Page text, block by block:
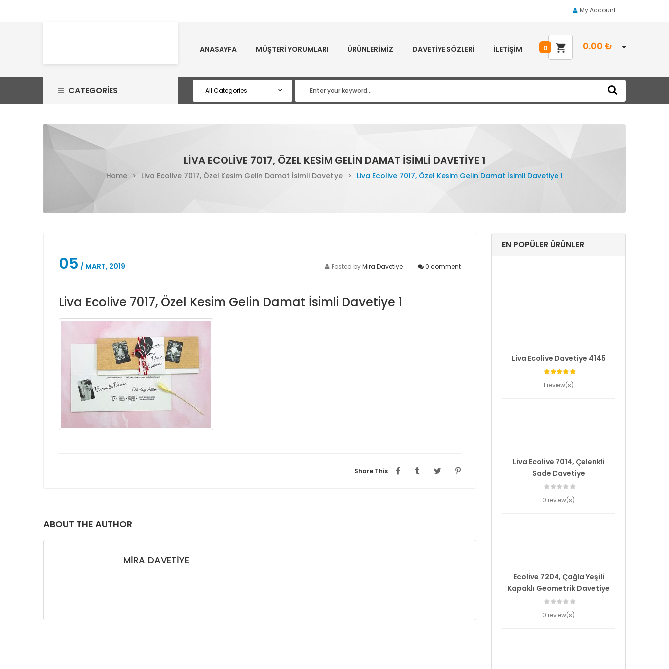
My Account
ANASAYFA MÜŞTERI YORUMLARI ÜRÜNLERIMIZ DAVETIYE SÖZLERI İLETIŞIM 0.00 ₺
0
CATEGORIES
LIVA ECOLIVE 7017, ÖZEL KESIM GELIN DAMAT İSIMLI DAVETIYE 1
Home > Liva Ecolive 7017, Özel Kesim Gelin Damat İsimli Davetiye > Liva Ecolive 7017, Özel Kesim Gelin Damat İsimli Davetiye 1
05 / MART, 2019 0 comment
Posted byMira Davetiye
Liva Ecolive 7017, Özel Kesim Gelin Damat İsimli Davetiye 1
Share This
ABOUT THE AUTHOR
MIRA DAVETIYE
EN POPÜLER ÜRÜNLER
Liva Ecolive Davetiye 4145
1 review(s)
Liva Ecolive 7014, Çelenkli
Sade Davetiye
0 review(s)
Ecolive 7204, Çağla Yeşili
Kapaklı Geometrik Davetiye
0 review(s)